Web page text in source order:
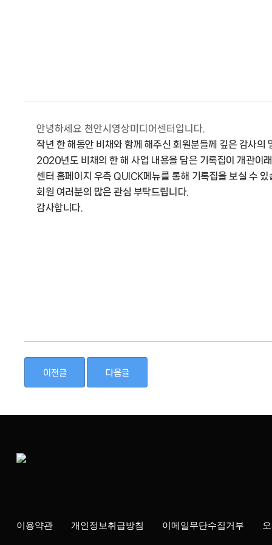
안녕하세요 천안시영상미디어센터입니다.
작년 한 해동안 비채와 함께 해주신 회원분들께 깊은 감사의
2020년도 비채의 한 해 사업 내용을 담은 기록집이 개관이
센터 홈페이지 우측 QUICK메뉴를 통해 기록집을 보실 수 있
회원 여러분의 많은 관심 부탁드립니다.
감사합니다.
이전글 다음글
이용약관 개인정보취급방침 이메일무단수집거부